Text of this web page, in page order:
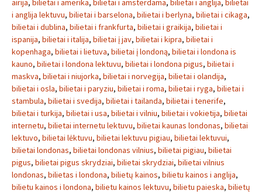
airija, bilietai i amerika, bilietai i amsterdama, bilietai i anglija, bilietai
i anglija lektuvu, bilietai i barselona, bilietai i berlyna, bilietai i cikaga,
bilietai i dublina, bilietai i frankfurta, bilietai i graikija, bilietai i
ispanija, bilietai i italija, bilietai į jav, bilietai i kipra, bilietai i
kopenhaga, bilietai i lietuva, bilietai į londoną, bilietai i londona is
kauno, bilietai i londona lektuvu, bilietai i londona pigus, bilietai i
maskva, bilietai i niujorka, bilietai i norvegija, bilietai i olandija,
bilietai i osla, bilietai i paryziu, bilietai i roma, bilietai i ryga, bilietai i
stambula, bilietai i svedija, bilietai i tailanda, bilietai i tenerife,
bilietai i turkija, bilietai i usa, bilietai i vilniu, bilietai i vokietija, bilietai
internetu, bilietai internetu lektuvu, bilietai kaunas londonas, bilietai
lektuvo, bilietai lėktuvu, bilietai lektuvu pigiau, bilietai lektuvui,
bilietai londonas, bilietai londonas vilnius, bilietai pigiau, bilietai
pigus, bilietai pigus skrydziai, bilietai skrydziai, bilietai vilnius
londonas, bilietas i londona, bilietų kainos, bilietu kainos i anglija,
bilietu kainos i londona, bilietu kainos lektuvu, bilietu paieska, bilietų